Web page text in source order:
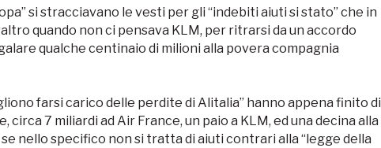
si stracciavano le vesti per gli “indebiti aiuti si stato” che in
quando non ci pensava KLM, per ritrarsi da un accordo
qualche centinaio di milioni alla povera compagnia
farsi carico delle perdite di Alitalia” hanno appena finito di
7 miliardi ad Air France, un paio a KLM, ed una decina alla
nello specifico non si tratta di aiuti contrari alla “legge della